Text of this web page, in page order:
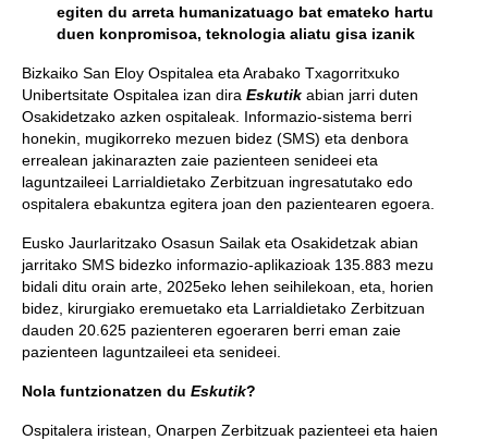
egiten du arreta humanizatuago bat emateko hartu
duen konpromisoa, teknologia aliatu gisa izanik
Bizkaiko San Eloy Ospitalea eta Arabako Txagorritxuko
Unibertsitate Ospitalea izan dira Eskutik abian jarri duten
Osakidetzako azken ospitaleak. Informazio-sistema berri
honekin, mugikorreko mezuen bidez (SMS) eta denbora
errealean jakinarazten zaie pazienteen senideei eta
laguntzaileei Larrialdietako Zerbitzuan ingresatutako edo
ospitalera ebakuntza egitera joan den pazientearen egoera.
Eusko Jaurlaritzako Osasun Sailak eta Osakidetzak abian
jarritako SMS bidezko informazio-aplikazioak 135.883 mezu
bidali ditu orain arte, 2025eko lehen seihilekoan, eta, horien
bidez, kirurgiako eremuetako eta Larrialdietako Zerbitzuan
dauden 20.625 pazienteren egoeraren berri eman zaie
pazienteen laguntzaileei eta senideei.
Nola funtzionatzen du Eskutik?
Ospitalera iristean, Onarpen Zerbitzuak pazienteei eta haien